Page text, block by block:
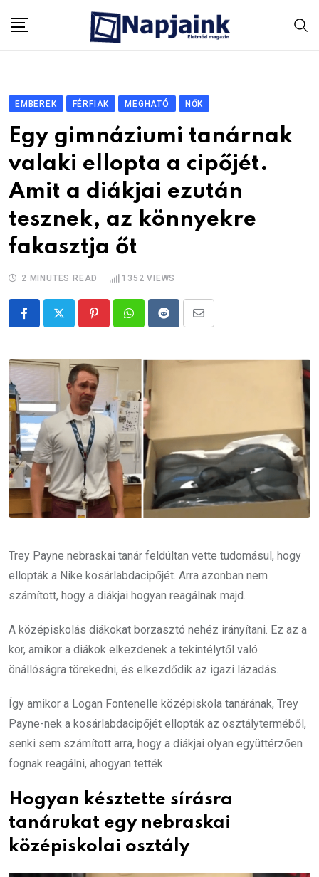
EMBEREK FÉRFIAK MEGHATÓ NŐK
Egy gimnáziumi tanárnak
valaki ellopta a cipőjét.
Amit a diákjai ezután
tesznek, az könnyekre
fakasztja őt
2 MINUTES READ 1352 VIEWS
PinterestWhatsappRedditShare
Email
Trey Payne nebraskai tanár feldúltan vette tudomásul, hogy
ellopták a Nike kosárlabdacipőjét. Arra azonban nem
számított, hogy a diákjai hogyan reagálnak majd.
A középiskolás diákokat borzasztó nehéz irányítani. Ez az a
kor, amikor a diákok elkezdenek a tekintélytől való
önállóságra törekedni, és elkezdődik az igazi lázadás.
Így amikor a Logan Fontenelle középiskola tanárának, Trey
Payne-nek a kosárlabdacipőjét ellopták az osztályterméből,
senki sem számított arra, hogy a diákjai olyan együttérzően
fognak reagálni, ahogyan tették.
Hogyan késztette sírásra
tanárukat egy nebraskai
középiskolai osztály